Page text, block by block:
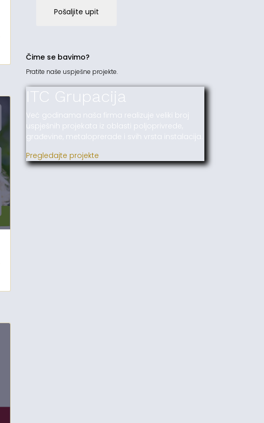
Pošaljite upit
Čime se bavimo?
Pratite naše uspješne projekte.
ITC Grupacija
Već godinama naša firma realizuje veliki broj
uspješnih projekata iz oblasti poljoprivrede,
građevine, metaloprerade i svih vrsta instalacija.
Pregledajte projekte